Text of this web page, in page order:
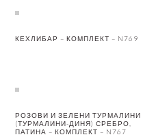
КЕХЛИБАР – КОМПЛЕКТ – N769
РОЗОВИ И ЗЕЛЕНИ ТУРМАЛИНИ
(ТУРМАЛИНИ-ДИНЯ) СРЕБРО,
ПАТИНА – КОМПЛЕКТ – N767